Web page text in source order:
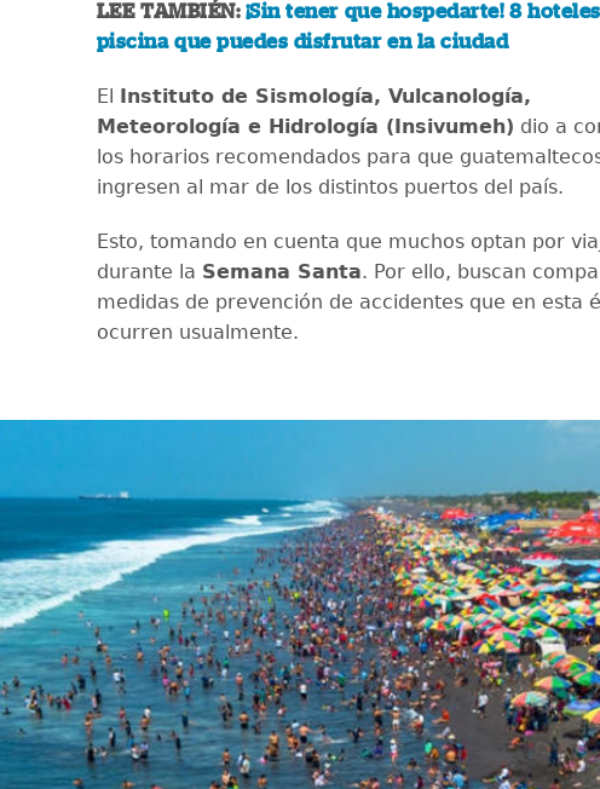
LEE TAMBIÉN:¡Sin tener que hospedarte! 8
piscina que puedes disfrutar en la ciudad
El Instituto de Sismología, Vulcanología,
Meteorología e Hidrología (Insivumeh) dio a
los horarios recomendados para que
ingresen al mar de los distintos puertos del país.
Esto, tomando en cuenta que muchos optan por
durante la Semana Santa. Por ello, buscan
medidas de prevención de accidentes que en esta
ocurren usualmente.